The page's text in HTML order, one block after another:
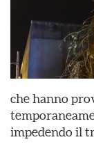
che hanno
impedendo il